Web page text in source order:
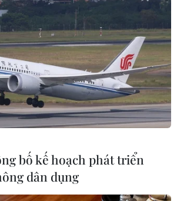
đấu cơ MiG-29K
#Địa Trung Hải
Kuznetsov
#Tai nạn máy bay
#Lỗi kỹ thuật Nga
bố kế hoạch phát triển
dân dụng